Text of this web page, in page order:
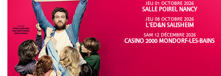
JEU 01 OCTOBRE 2026
SALLE POIREL NANCY
JEU 08 OCTOBRE 2026
L'ED&N SAUSHEIM
SAM 12 DÉCEMBRE 2026
CASINO 2000 MONDORF-LES-BAINS